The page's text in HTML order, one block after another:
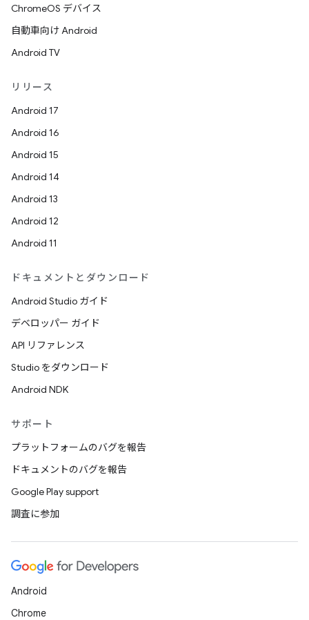
ChromeOS デバイス
自動車向け Android
Android TV
リリース
Android 17
Android 16
Android 15
Android 14
Android 13
Android 12
Android 11
ドキュメントとダウンロード
Android Studio ガイド
デベロッパー ガイド
API リファレンス
Studio をダウンロード
Android NDK
サポート
プラットフォームのバグを報告
ドキュメントのバグを報告
Google Play support
調査に参加
Android
Chrome